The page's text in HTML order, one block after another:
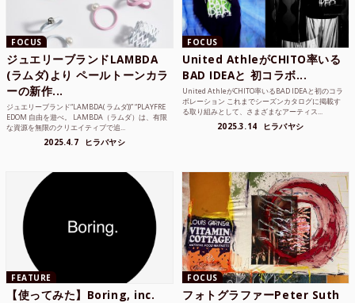
FOCUS
ジュエリーブランドLAMBDA
(ラムダ)より ペールトーンカラ
ーの新作...
ジュエリーブランド“LAMBDA( ラムダ))” “PLAYFRE
EDOM 自由を遊べ。 LAMBDA（ラムダ）は、有限
な資源を無限のクリエイティブで追...
2025.4.7 ヒラバヤシ
FOCUS
United AthleがCHITO率いる
BAD IDEAと 初コラボ...
United AthleがCHITO率いるBAD IDEAと初のコラ
ボレーション これまでシーズンカタログに掲載す
る取り組みとして、さまざまなアーティス...
2025.3.14 ヒラバヤシ
FEATURE
【使ってみた】Boring, inc.
FOCUS
フォトグラファーPeter Suth